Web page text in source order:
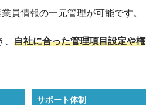
員情報の一元管理が可能です。
自社に合った管理項目設定や権
サポート体制